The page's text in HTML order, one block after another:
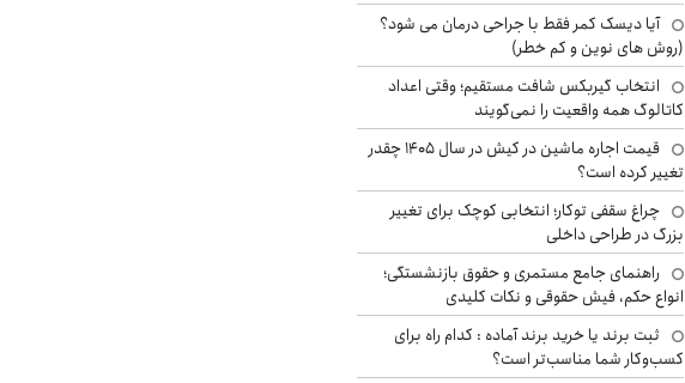
آیا دیسک کمر فقط با جراحی درمان می شود؟
(روش های نوین و کم خطر)
انتخاب گیربکس شافت مستقیم؛ وقتی اعداد
کاتالوگ همه واقعیت را نمی‌گویند
قیمت اجاره ماشین در کیش در سال ۱۴۰۵ چقدر
تغییر کرده است؟
چراغ سقفی توکار؛ انتخابی کوچک برای تغییر
بزرگ در طراحی داخلی
راهنمای جامع مستمری و حقوق بازنشستگی؛
انواع حکم، فیش حقوقی و نکات کلیدی
ثبت برند یا خرید برند آماده : کدام راه برای
کسب‌وکار شما مناسب‌تر است؟